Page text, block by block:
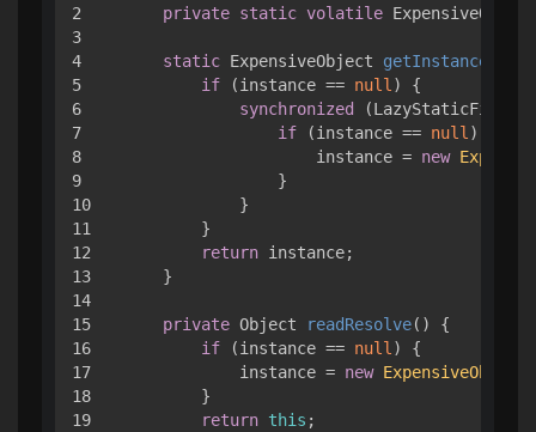
2
3
4
5
6
7
8
9
10
11
12
13
14
15
16
17
18
19
private static volatile
static ExpensiveObject getInstance
if (instance == null ) {
synchronized
if (instance == null ) {
                    instance =
new
                }
            }
        }
return instance;
    }
private Object readResolve()
{
if (instance == null ) {
            instance =
new ExpensiveObject
        }
return this ;